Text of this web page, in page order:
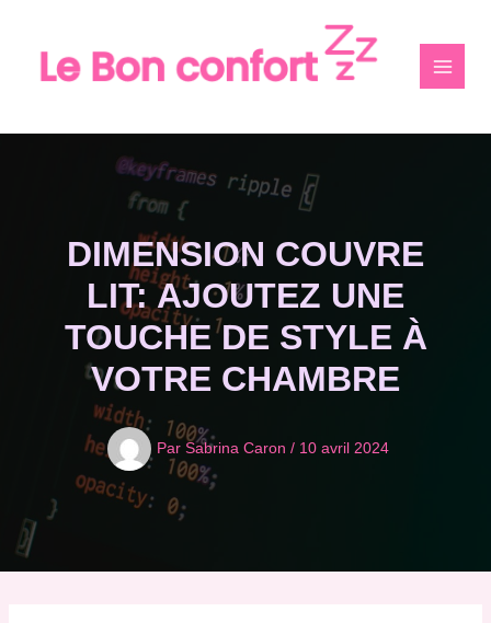
DIMENSION COUVRE
LIT: AJOUTEZ UNE
TOUCHE DE STYLE À
VOTRE CHAMBRE
Par Sabrina Caron / 10 avril 2024